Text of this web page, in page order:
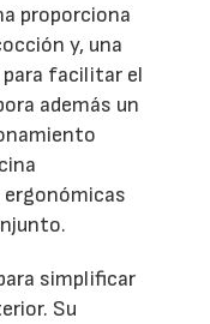
proporciona
y, una
para facilitar el
además un
simplificar
Su